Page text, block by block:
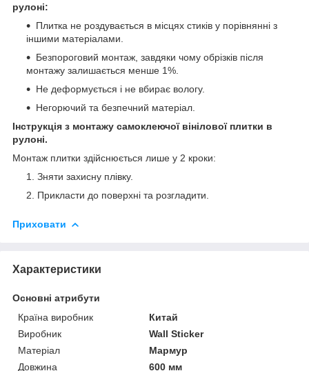
рулоні:
Плитка не роздувається в місцях стиків у порівнянні з
іншими матеріалами.
Безпороговий монтаж, завдяки чому обрізків після
монтажу залишається менше 1%.
Не деформується і не вбирає вологу.
Негорючий та безпечний матеріал.
Інструкція з монтажу самоклеючої вінілової плитки в
рулоні.
Монтаж плитки здійснюється лише у 2 кроки:
Зняти захисну плівку.
Прикласти до поверхні та розгладити.
Приховати
Характеристики
Основні атрибути
Країна виробник
Китай
Виробник
Wall Sticker
Матеріал
Мармур
Довжина
600 мм